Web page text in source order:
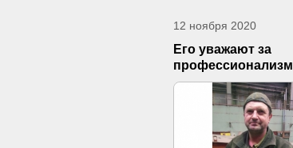
12 ноября 2020
Его уважают за
профессионализм